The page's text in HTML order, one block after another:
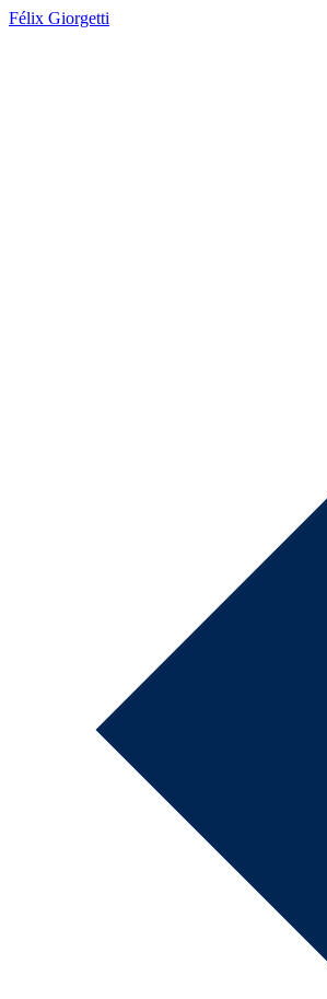
Félix Giorgetti